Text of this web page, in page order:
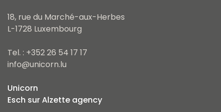
18, rue du Marché-aux-Herbes
L-1728 Luxembourg
Tel. : +352 26 54 17 17
info@unicorn.lu
Unicorn
Esch sur Alzette agency